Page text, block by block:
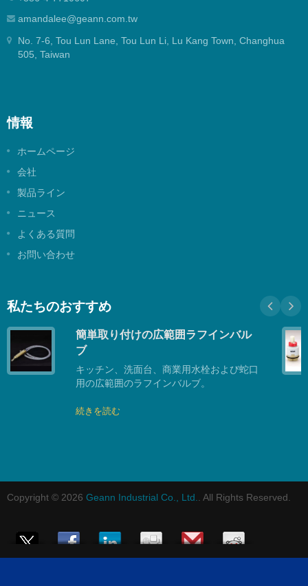
amandalee@geann.com.tw
No. 7-6, Tou Lun Lane, Tou Lun Li, Lu Kang Town, Changhua
505, Taiwan
情報
ホームページ
会社
製品ライン
ニュース
よくある質問
お問い合わせ
私たちのおすすめ
簡単取り付けの広範囲ラフインバル
ブ
キッチン、洗面台、商業用水栓および蛇口
用の広範囲のラフインバルブ。
続きを読む
Copyright © 2026 Geann Industrial Co., Ltd. . All Rights Reserved.